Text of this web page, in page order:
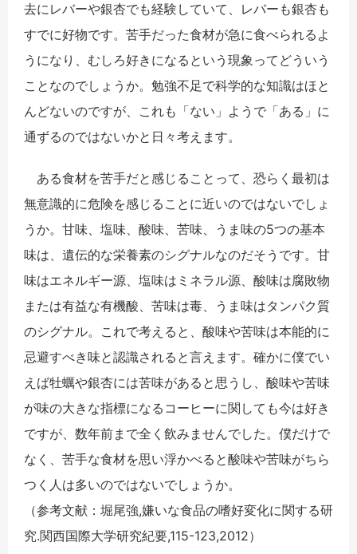
去にレバーや銀杏でも経験していて、レバーも銀杏も
すでに好物です。苦手だった食材が急に食べられるよ
うになり、むしろ好きになるという現象ってどういう
ことなのでしょうか。勉強不足で科学的な知識はほと
んどないのですが、これも「ない」ようで「ある」に
通ずるのではないかと日々考えます。
ある食材を苦手だと感じることって、恐らく最初は
無意識的に危険を感じることに近いのではないでしょ
うか。甘味、塩味、酸味、苦味、うま味の5つの基本
味は、遺伝的な栄養素のシグナルなのだそうです。甘
味はエネルギー源、塩味はミネラル源、酸味は腐敗物
または有益な有機酸、苦味は毒、うま味はタンパク質
のシグナル。これで考えると、酸味や苦味は本能的に
忌避すべき味と認識されると言えます。確かに僕でい
えば牡蠣や銀杏には苦味があると思うし、酸味や苦味
が味の大きな指標になるコーヒーに関しても今は好き
ですが、数年前まで全く飲みませんでした。僕だけで
なく、苦手な食材を思い浮かべると酸味や苦味がちら
つく人は多いのではないでしょうか。
（参考文献：堀尾強,嫌いな食品の嗜好変化に関する研
究.関西国際大学研究紀要,115-123,2012）